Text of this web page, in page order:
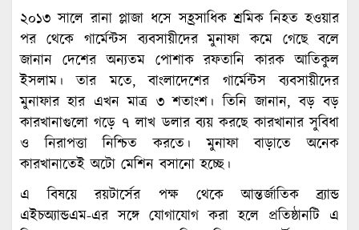
২০১৩ সালে রানা প্লাজা ধসে সহ্রসাধিক শ্রমিক নিহত হওয়ার
পর থেকে গার্মেন্টস ব্যবসায়ীদের মুনাফা কমে গেছে বলে
জানান দেশের অন্যতম পোশাক রফতানি কারক আতিকুল
ইসলাম। তার মতে, বাংলাদেশের গার্মেন্টস ব্যবসায়ীদের
মুনাফার হার এখন মাত্র ৩ শতাংশ। তিনি জানান, বড় বড়
কারখানাগুলো গড়ে ৭ লাখ ডলার ব্যয় করছে কারখানার সুবিধা
ও নিরাপত্তা নিশ্চিত করতে। মুনাফা বাড়াতে অনেক
কারখানাতেই অটো মেশিন বসানো হচ্ছে।
এ বিষয়ে রয়টার্সের পক্ষ থেকে আন্তর্জাতিক ব্র্যান্ড
এইচঅ্যান্ডএম-এর সঙ্গে যোগাযোগ করা হলে প্রতিষ্ঠানটি এ